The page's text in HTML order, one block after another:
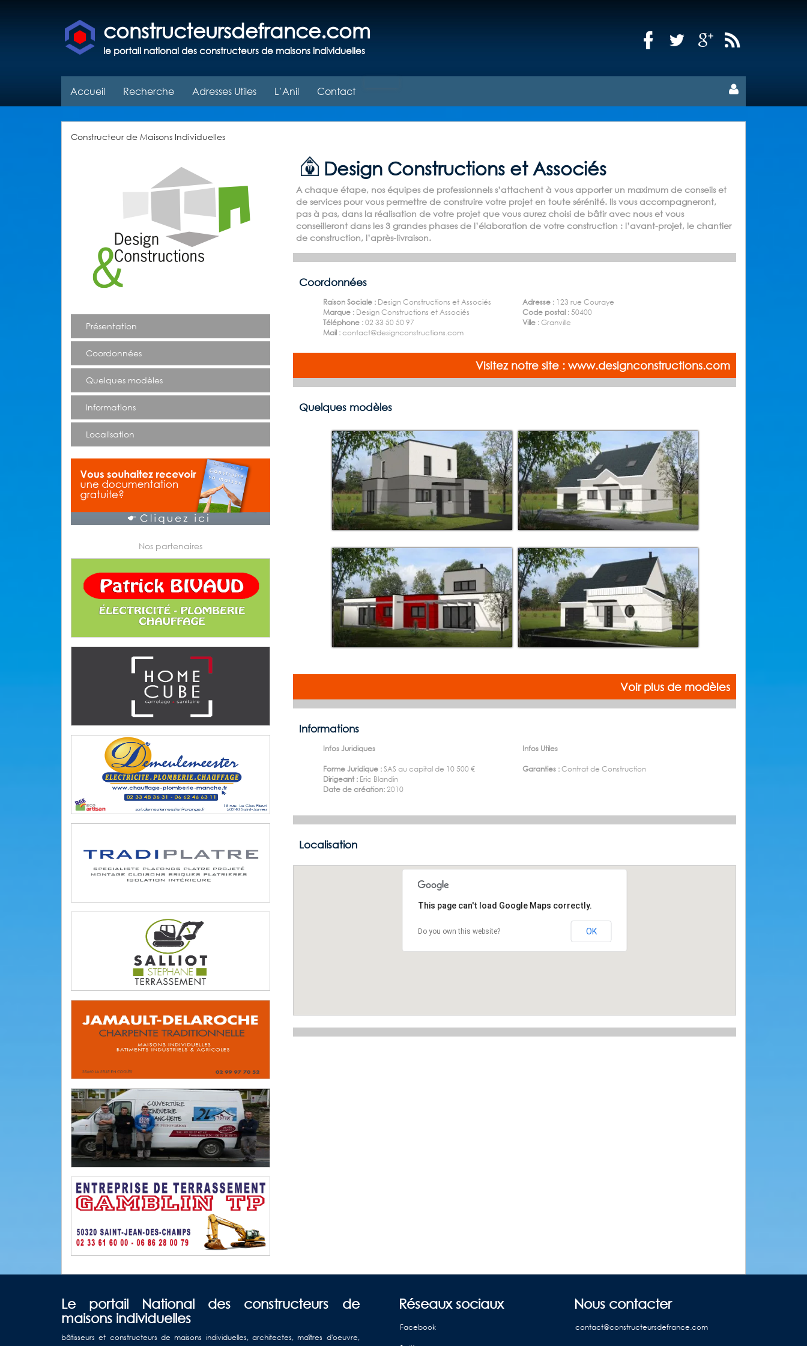
constructeursdefrance.com
le portail national des constructeurs de maisons individuelles
Accueil Recherche Adresses Utiles L’Anil Contact
Constructeur de Maisons Individuelles
Présentation
Coordonnées
Quelques modèles
Informations
Localisation
Nos partenaires
Design Constructions et Associés
A chaque étape, nos équipes de professionnels s’attachent à vous apporter un maximum de conseils et
de services pour vous permettre de construire votre projet en toute sérénité. Ils vous accompagneront,
pas à pas, dans la réalisation de votre projet que vous aurez choisi de bâtir avec nous et vous
conseilleront dans les 3 grandes phases de l’élaboration de votre construction : l’avant-projet, le chantier
de construction, l’après-livraison.
Coordonnées
Raison Sociale : Design Constructions et Associés
Marque : Design Constructions et Associés
Téléphone :02 33 50 50 97
Mail :contact@designconstructions.com
Adresse : 123 rue Couraye
Code postal :50400
Ville :Granville
Visitez notre site : www.designconstructions.com
Quelques modèles
Voir plus de modèles
Informations
Infos Juridiques
Forme Juridique :SAS au capital de 10 500 €
Dirigeant : Eric Blandin
Date de création:2010
Infos Utiles
Garanties :Contrat de Construction
Localisation
This page can't load Google Maps correctly.
Do you own this website? OK
Le portail National des constructeurs de
maisons individuelles
bâtisseurs et constructeurs de maisons individuelles, architectes, maîtres d'oeuvre,
Réseaux sociaux
Facebook
Nous contacter
contact@constructeursdefrance.com